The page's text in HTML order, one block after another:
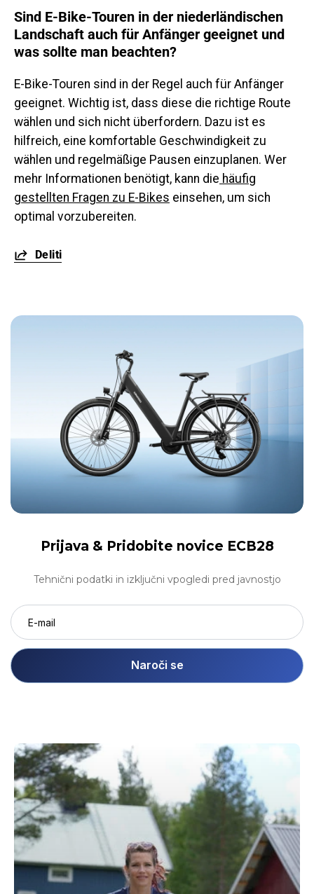
Sind E-Bike-Touren in der niederländischen
Landschaft auch für Anfänger geeignet und
was sollte man beachten?
E-Bike-Touren sind in der Regel auch für Anfänger
geeignet. Wichtig ist, dass diese die richtige Route
wählen und sich nicht überfordern. Dazu ist es
hilfreich, eine komfortable Geschwindigkeit zu
wählen und regelmäßige Pausen einzuplanen. Wer
mehr Informationen benötigt, kann die häufig
gestellten Fragen zu E-Bikes einsehen, um sich
optimal vorzubereiten.
Deliti
Prijava & Pridobite novice ECB28
Tehnični podatki in izključni vpogledi pred javnostjo
Naroči se